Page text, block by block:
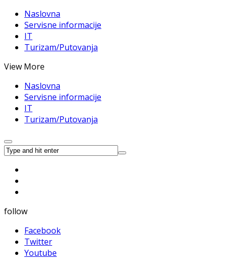
Naslovna
Servisne informacije
IT
Turizam/Putovanja
View More
Naslovna
Servisne informacije
IT
Turizam/Putovanja
follow
Facebook
Twitter
Youtube